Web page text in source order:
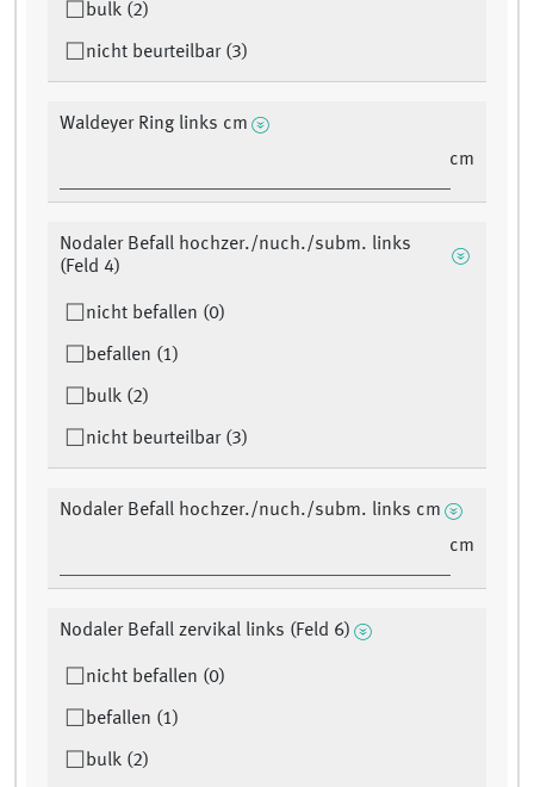
bulk (2)
nicht beurteilbar (3)
Waldeyer Ring links cm
cm
Nodaler Befall hochzer./nuch./subm. links
(Feld 4)
nicht befallen (0)
befallen (1)
bulk (2)
nicht beurteilbar (3)
Nodaler Befall hochzer./nuch./subm. links cm
cm
Nodaler Befall zervikal links (Feld 6)
nicht befallen (0)
befallen (1)
bulk (2)